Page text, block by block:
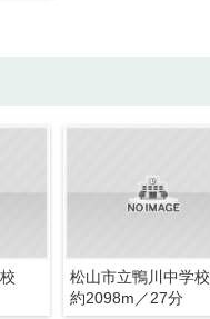
松山市立鴨川中学校
約2098m／27分